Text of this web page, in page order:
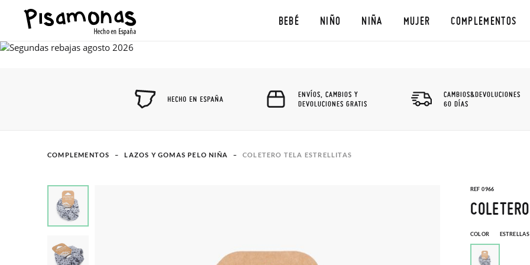
BEBÉ NIÑO NIÑA MUJER COMPLEMENTOS
HECHO EN ESPAÑA
ENVÍOS, CAMBIOS Y
DEVOLUCIONES GRATIS
CAMBIOS&DEVOLUCIONES
60 DÍAS
COMPLEMENTOS LAZOS Y GOMAS PELO NIÑA COLETERO TELA ESTRELLITAS
REF 0966
COLOR